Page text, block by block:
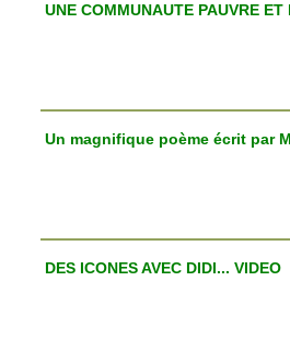
UNE COMMUNAUTE PAUVRE ET
Un magnifique poème écrit par
DES ICONES AVEC DIDI... VIDEO